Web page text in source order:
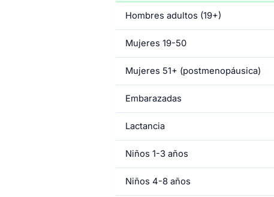
Hombres adultos (19+)
Mujeres 19-50
Mujeres 51+ (postmenopáusica)
Embarazadas
Lactancia
Niños 1-3 años
Niños 4-8 años